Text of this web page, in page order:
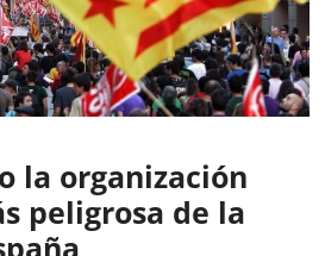
la organización
peligrosa de la